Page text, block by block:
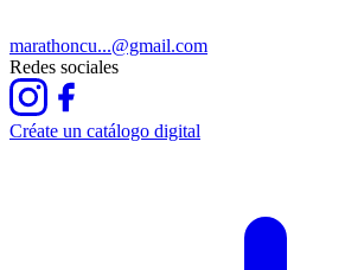
marathoncu...@gmail.com
Redes sociales
Créate un catálogo digital